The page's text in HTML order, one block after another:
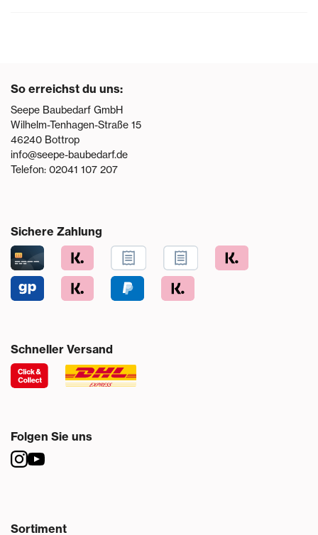
So erreichst du uns:
Seepe Baubedarf GmbH
Wilhelm-Tenhagen-Straße 15
46240 Bottrop
info@seepe-baubedarf.de
Telefon: 02041 107 207
Sichere Zahlung
Schneller Versand
Folgen Sie uns
Sortiment